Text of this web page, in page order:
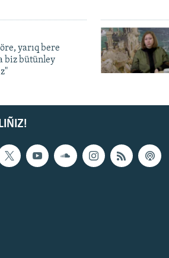
yarıq bere
biz bütünley